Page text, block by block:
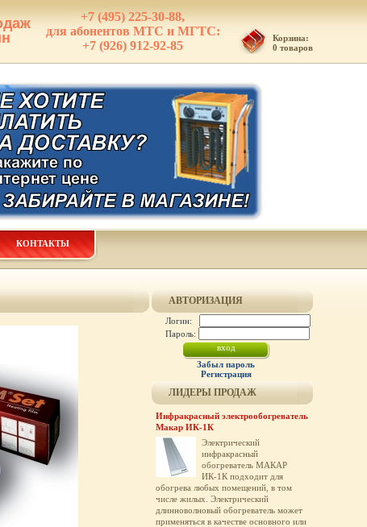
+7 (495) 225-30-88,
для абонентов МТС и МГТС:
+7 (926) 912-92-85
Корзина:
0 товаров
КОНТАКТЫ
АВТОРИЗАЦИЯ
Логин:
Пароль:
Забыл пароль
Регистрация
ЛИДЕРЫ ПРОДАЖ
Инфракрасный электрообогреватель
Макар ИК-1К
Электрический
инфракрасный
обогреватель МАКАР
ИК-1К подходит для
обогрева любых помещений, в том
числе жилых. Электрический
длинноволновый обогреватель может
применяться в качестве основного или